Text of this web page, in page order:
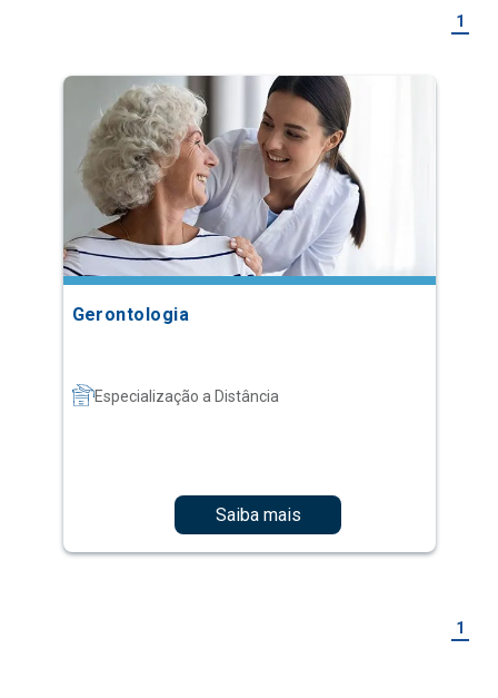
1
Gerontologia
Especialização a Distância
Saiba mais
1